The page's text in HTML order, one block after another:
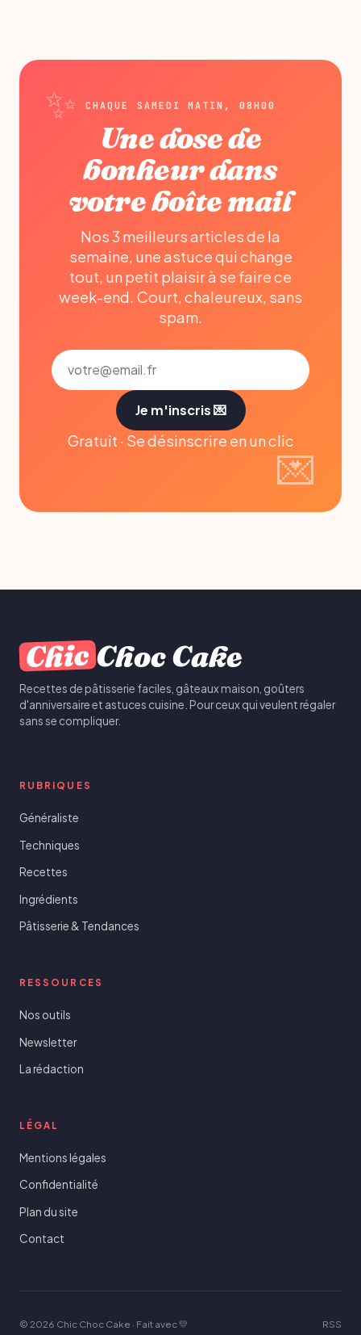
CHAQUE SAMEDI MATIN, 08H00
Une dose de
bonheur dans
votre boîte mail
Nos 3 meilleurs articles de la
semaine, une astuce qui change
tout, un petit plaisir à se faire ce
week-end. Court, chaleureux, sans
spam.
Je m'inscris 💌
Gratuit · Se désinscrire en un clic
Chic Choc Cake
Recettes de pâtisserie faciles, gâteaux maison, goûters
d'anniversaire et astuces cuisine. Pour ceux qui veulent régaler
sans se compliquer.
RUBRIQUES
Généraliste
Techniques
Recettes
Ingrédients
Pâtisserie & Tendances
RESSOURCES
Nos outils
Newsletter
La rédaction
LÉGAL
Mentions légales
Confidentialité
Plan du site
Contact
© 2026 Chic Choc Cake · Fait avec 💛 RSS